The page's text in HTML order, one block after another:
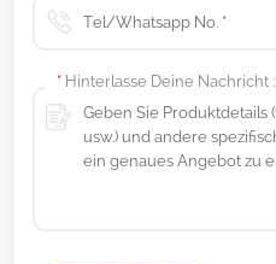
* Hinterlasse Deine Nachricht :